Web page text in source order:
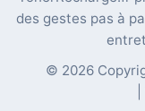
des gestes pas à
© 2026